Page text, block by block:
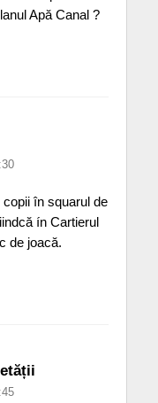
Apă Canal ?
în squarul de
ín Cartierul
de joacă.